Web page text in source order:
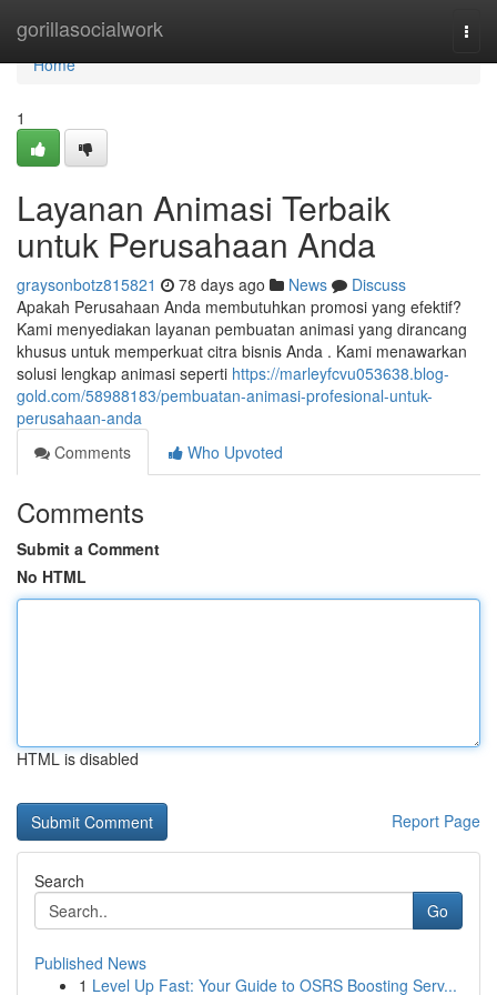
gorillasocialwork
Home
Home
1
Layanan Animasi Terbaik
untuk Perusahaan Anda
graysonbotz815821 78 days ago News
Discuss
Apakah Perusahaan Anda membutuhkan promosi yang efektif?
Kami menyediakan layanan pembuatan animasi yang dirancang
khusus untuk memperkuat citra bisnis Anda . Kami menawarkan
solusi lengkap animasi seperti https://marleyfcvu053638.blog-
gold.com/58988183/pembuatan-animasi-profesional-untuk-
perusahaan-anda
Comments
Who Upvoted
Comments
Submit a Comment
No HTML
HTML is disabled
Report Page
Search
Go
Published News
1 Level Up Fast: Your Guide to OSRS Boosting Serv...